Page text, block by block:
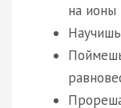
на ионы